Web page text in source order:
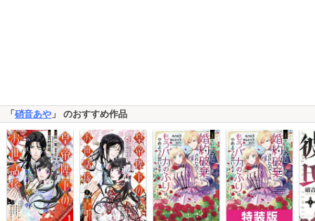
「硝音あや 」 のおすすめ作品